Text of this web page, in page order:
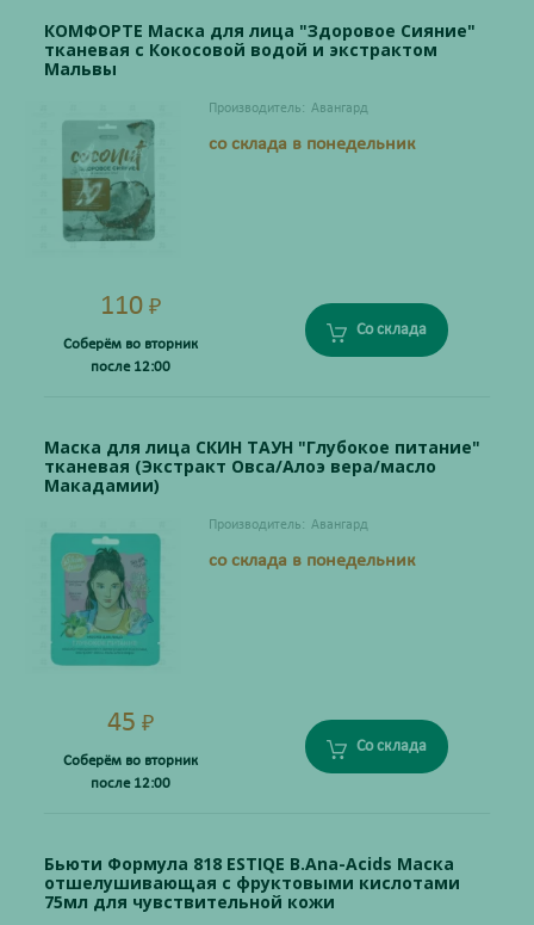
КОМФОРТЕ Маска для лица "Здоровое Сияние"
тканевая с Кокосовой водой и экстрактом
Мальвы
Производитель: Авангард
со склада в понедельник
110 ₽
Соберём во вторник
после 12:00
Со склада
Маска для лица СКИН ТАУН "Глубокое питание"
тканевая (Экстракт Овса/Алоэ вера/масло
Макадамии)
Производитель: Авангард
со склада в понедельник
45 ₽
Соберём во вторник
после 12:00
Со склада
Бьюти Формула 818 ESTIQE B.Ana-Acids Маска
отшелушивающая с фруктовыми кислотами
75мл для чувствительной кожи